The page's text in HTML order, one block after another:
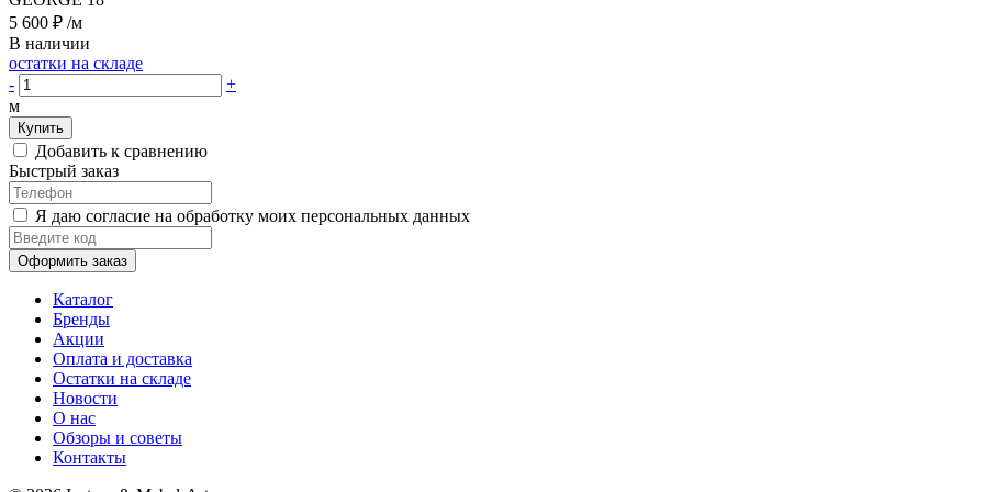
5 600 ₽ /м
В наличии
остатки на складе
-
+
м
Купить
Добавить к сравнению
Быстрый заказ
Я даю согласие на обработку моих персональных данных
Оформить заказ
Каталог
Бренды
Акции
Оплата и доставка
Остатки на складе
Новости
О нас
Обзоры и советы
Контакты